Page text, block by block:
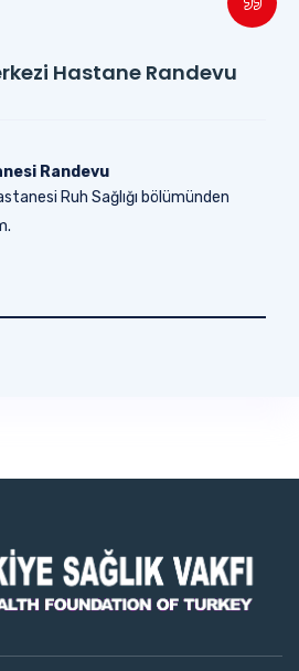
Hastane Randevu
Randevu
Ruh Sağlığı bölümünden